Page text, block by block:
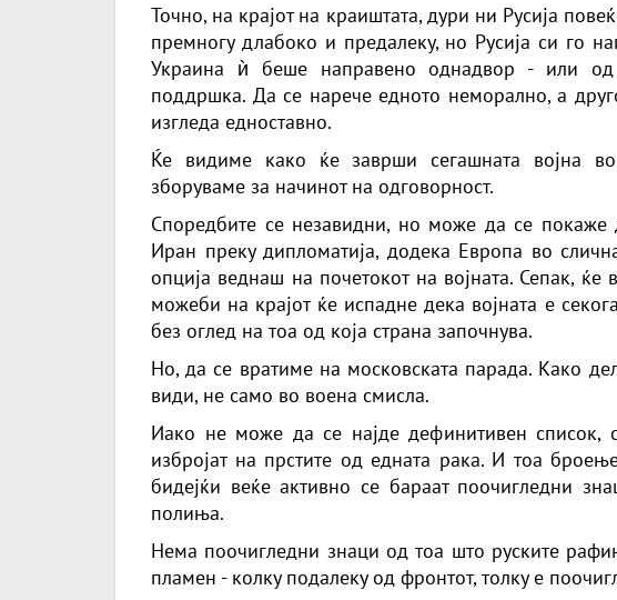
Точно, на крајот на краиштата, дури ни Русија
премногу длабоко и предалеку, но Русија си го
Украина ѝ беше направено однадвор - или од
поддршка. Да се ​​нарече едното неморално, а
изгледа едноставно.
Ќе видиме како ќе заврши сегашната војна
зборуваме за начинот на одговорност.
Споредбите се незавидни, но може да се
Иран преку дипломатија, додека Европа во
опција веднаш на почетокот на војната. Сепак,
можеби на крајот ќе испадне дека војната е
без оглед на тоа од која страна започнува.
Но, да се вратиме на московската парада. Како
види, не само во воена смисла.
Иако не може да се најде дефинитивен список,
избројат на прстите од едната рака. И тоа
бидејќи веќе активно се бараат поочигледни
полиња.
Нема поочигледни знаци од тоа што руските
пламен - колку подалеку од фронтот, толку е